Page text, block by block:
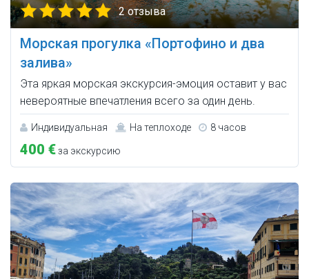
2 отзыва
Морская прогулка «Портофино и два
залива»
Эта яркая морская экскурсия-эмоция оставит у вас
невероятные впечатления всего за один день.
Индивидуальная На теплоходе 8 часов
400 €за экскурсию